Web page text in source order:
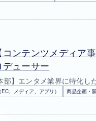
ンテンツメディア
ューサー
部】エンタメ業界に特化し
、メディア、アプリ） 商品企画・